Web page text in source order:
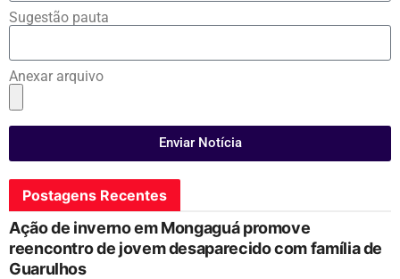
Sugestão pauta
Anexar arquivo
Enviar Notícia
Postagens Recentes
Ação de inverno em Mongaguá promove
reencontro de jovem desaparecido com família de
Guarulhos